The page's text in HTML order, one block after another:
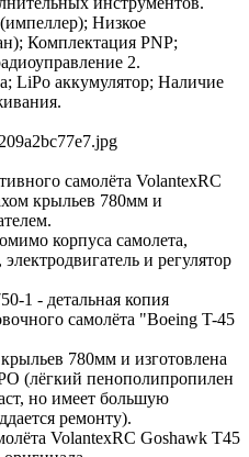
Низкое
Комплектация PNP;
2.
LiPo аккумулятор; Наличие
самолёта VolantexRC
крыльев 780мм и
корпуса самолета,
и регулятор
1 - детальная копия
самолёта "Boeing T-45
780мм и изготовлена
(лёгкий пенополипропилен
но имеет большую
ремонту).
VolantexRC Goshawk T45